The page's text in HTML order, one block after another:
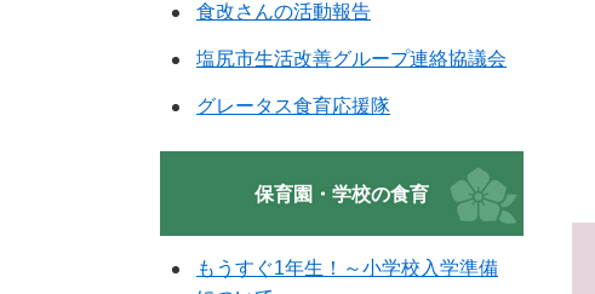
食改さんの活動報告
塩尻市生活改善グループ連絡協議会
グレータス食育応援隊
保育園・学校の食育
もうすぐ1年生！～小学校入学準備